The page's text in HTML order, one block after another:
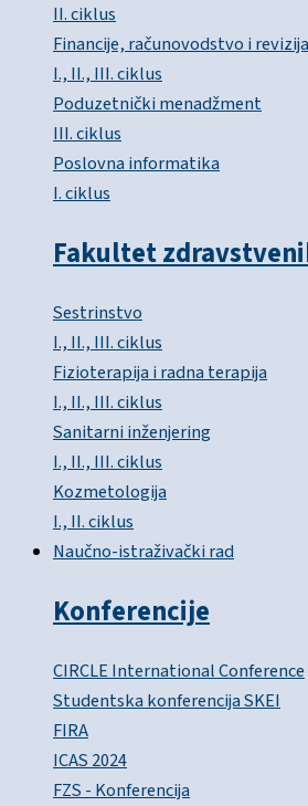
II. ciklus
Financije, računovodstvo i revizija
I., II., III. ciklus
Poduzetnički menadžment
III. ciklus
Poslovna informatika
I. ciklus
Fakultet
Sestrinstvo
I., II., III. ciklus
Fizioterapija i radna terapija
I., II., III. ciklus
Sanitarni inženjering
I., II., III. ciklus
Kozmetologija
I., II. ciklus
Naučno-istraživački rad
Konferencije
CIRCLE International Conference
Studentska konferencija SKEI
FIRA
ICAS 2024
FZS - Konferencija